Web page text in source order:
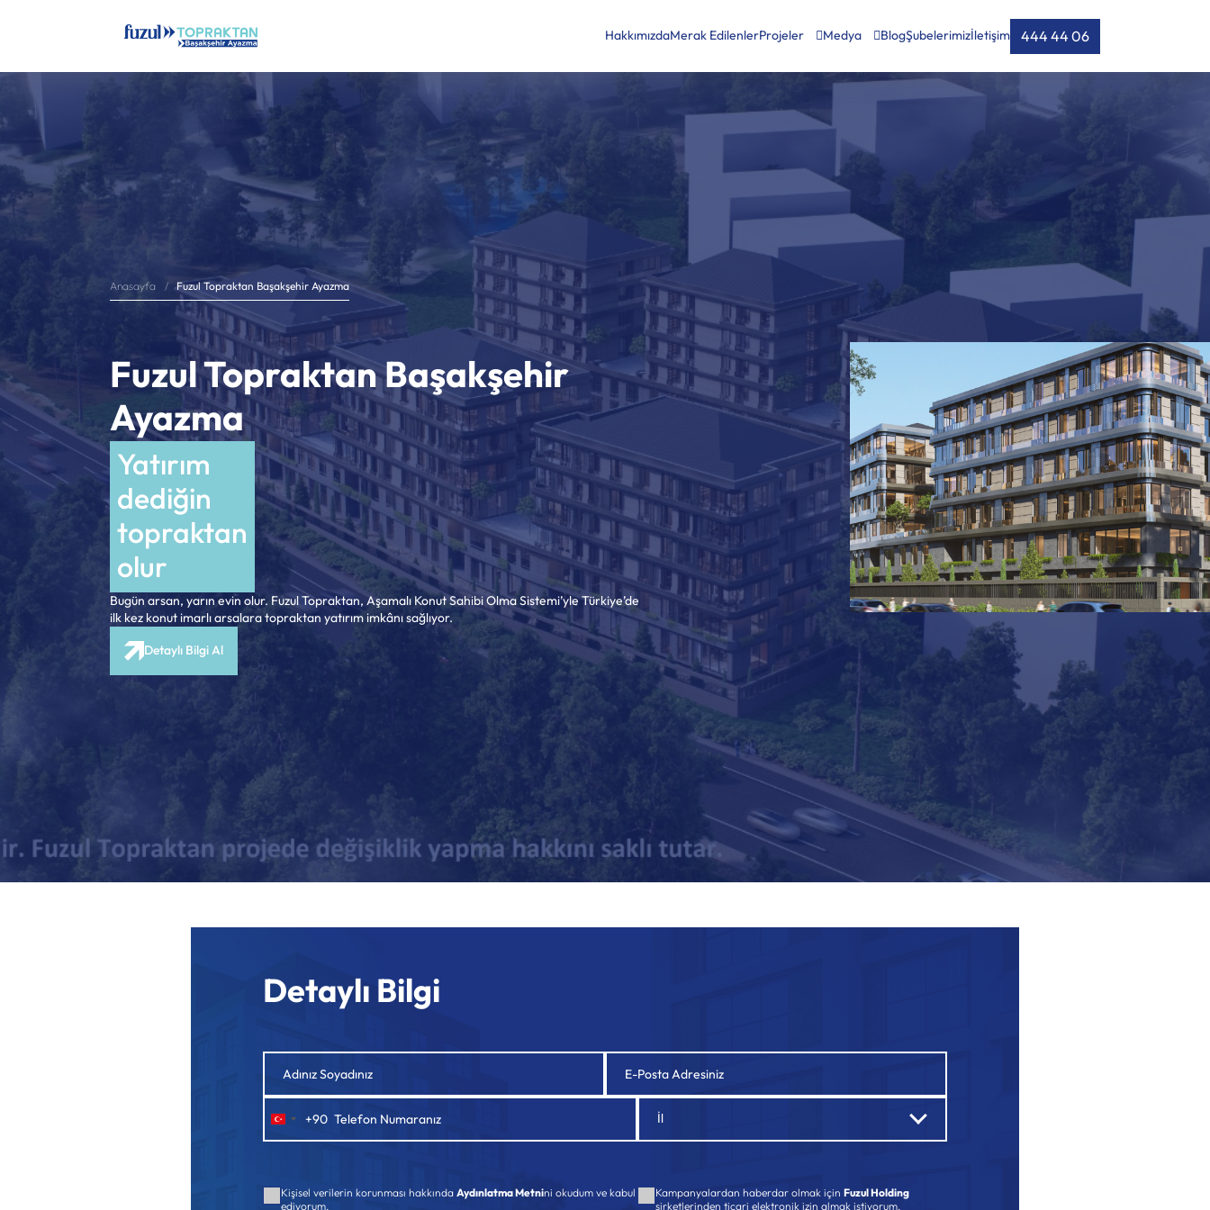
HakkımızdaMerak EdilenlerProjeler Medya BlogŞubelerimizİletişim 444 44 06
Anasayfa Fuzul Topraktan Başakşehir Ayazma
Fuzul Topraktan Başakşehir
Ayazma
Yatırım
dediğin
topraktan
olur
Bugün arsan, yarın evin olur. Fuzul Topraktan, Aşamalı Konut Sahibi Olma Sistemi’yle Türkiye’de
ilk kez konut imarlı arsalara topraktan yatırım imkânı sağlıyor.
Detaylı Bilgi Al
Detaylı Bilgi
Türkiye
+90 İl
Kişisel verilerin korunması hakkındaAydınlatma Metnini okudum ve kabul
ediyorum.
Kampanyalardan haberdar olmak için Fuzul Holding
şirketlerinden ticari elektronik izin almak istiyorum.